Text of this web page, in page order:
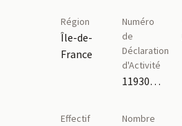
Région
Île-de-
France
Numéro
de
Déclaration
d'Activité
11930766993
Effectif
Nombre